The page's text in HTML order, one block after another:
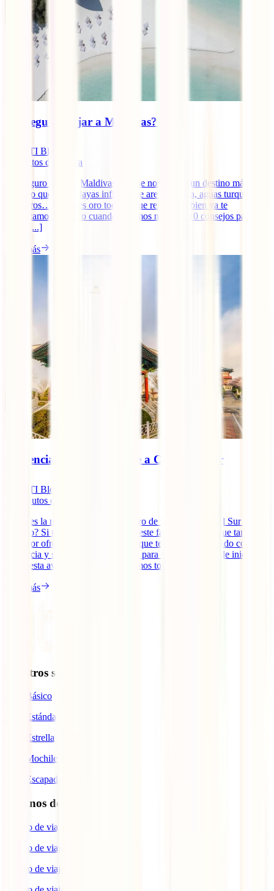
¿Es seguro viajar a Maldivas? 2025
IATI Blog
minutos de lectura
¿Es seguro viajar a Maldivas? No se nos ocurre un destino más
relajado que este. Playas infinitas de arena blanca, aguas turquesas,
cocoteros… ¿Pero es oro todo lo que reluce? Si bien ya te
adelantamos un poco cuando te dimos nuestros 10 consejos para
viajar [...]
Leer más
Asistencia y seguro de viaje a Corea del Sur
IATI Blog
minutos de lectura
¿Cuál es la mejor asistencia y seguro de viaje a Corea del Sur desde
México? Si tienes en mente visitar este fascinante país, que tanto
tiene por ofrecerte, es muy normal que te estés preguntando con qué
asistencia y seguro de viaje hacerte para estar protegido de inicio a
fin de esta aventura. Aquí te contamos todos los detalles.
Leer más
Nuestros seguros
IATI Básico
IATI Estándar
IATI Estrella
IATI Mochilero
IATI Escapadas
Destinos de interés
Seguro de viaje a Europa
Seguro de viaje a Japón
Seguro de viaje a España